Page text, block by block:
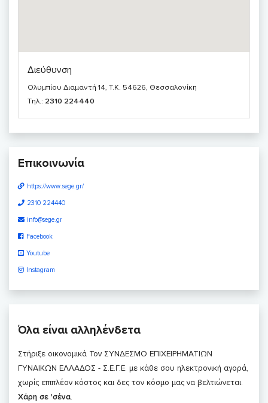
Διεύθυνση
Ολυμπίου Διαμαντή 14, T.K. 54626, Θεσσαλονίκη
Τηλ.: 2310 224440
Επικοινωνία
https://www.sege.gr/
2310 224440
info@sege.gr
Facebook
Youtube
Instagram
Όλα είναι αλληλένδετα
Στήριξε οικονομικά Τον ΣΥΝΔΕΣΜΟ ΕΠΙΧΕΙΡΗΜΑΤΙΩΝ
ΓΥΝΑΙΚΩΝ ΕΛΛΑΔΟΣ - Σ.Ε.Γ.Ε. με κάθε σου ηλεκτρονική αγορά,
χωρίς επιπλέον κόστος και δες τον κόσμο μας να βελτιώνεται.
Χάρη σε 'σένα.